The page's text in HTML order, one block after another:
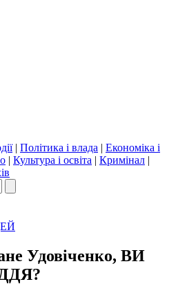
| Політика і влада | Економіка і
| Культура і освіта | Кримінал |
Удовіченко, ВИ